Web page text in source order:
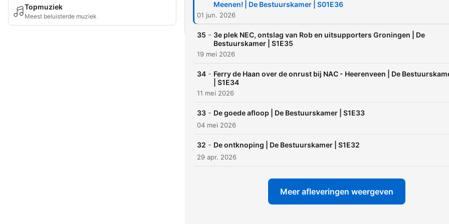
Topmuziek
Meest beluisterde muziek
Meenen! | De Bestuurskamer | S01E36
01 jun. 2026
35 - 3e plek NEC, ontslag van Rob en uitsupporters Groningen | De
Bestuurskamer | S1E35
19 mei 2026
34 - Ferry de Haan over de onrust bij NAC - Heerenveen | De
| S1E34
11 mei 2026
33 - De goede afloop | De Bestuurskamer | S1E33
04 mei 2026
32 - De ontknoping | De Bestuurskamer | S1E32
29 apr. 2026
Meer afleveringen weergeven